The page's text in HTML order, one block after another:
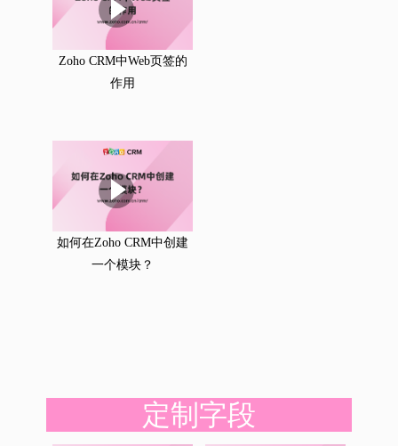
Zoho CRM中Web页签的
作用
如何在Zoho CRM中创建
一个模块？
定制字段